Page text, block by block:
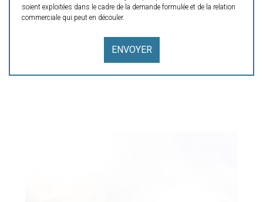
soient exploitées dans le cadre de la demande formulée et de la relation
commerciale qui peut en découler.